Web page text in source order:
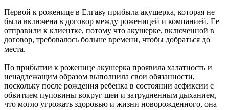
Первой к роженице в Елгаву прибыла акушерка, которая не
была включена в договор между роженицей и компанией. Ее
отправили к клиентке, потому что акушерке, включенной в
договор, требовалось больше времени, чтобы добраться до
места.
По прибытии к роженице акушерка проявила халатность и
ненадлежащим образом выполнила свои обязанности,
поскольку после рождения ребенка в состоянии асфиксии с
обвитием пуповины вокруг шеи и затрудненным дыханием,
что могло угрожать здоровью и жизни новорожденного, она